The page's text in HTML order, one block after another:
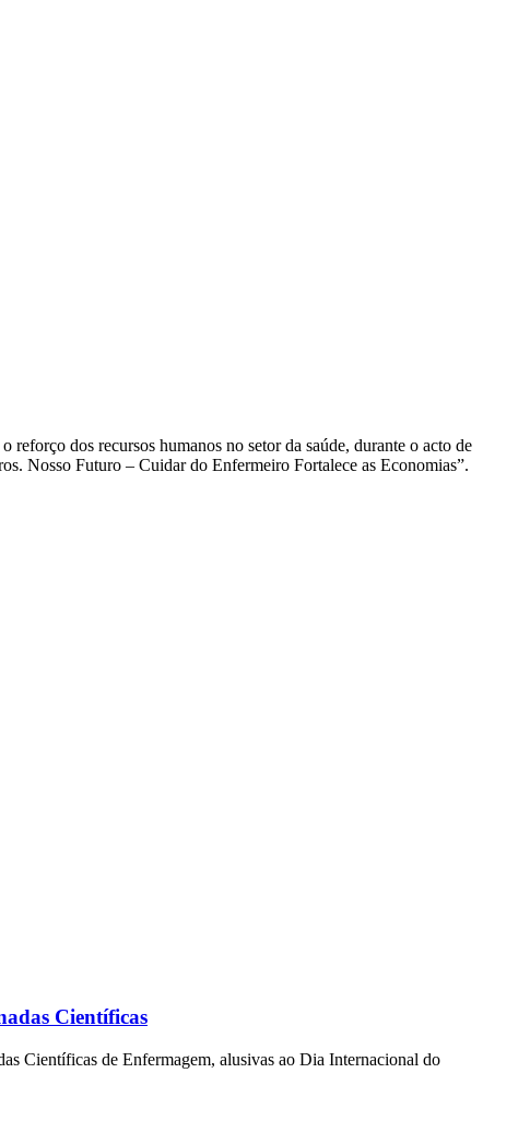
dos recursos humanos no setor da saúde, durante o acto de
Nosso Futuro – Cuidar do Enfermeiro Fortalece as Economias”.
Científicas
Científicas de Enfermagem, alusivas ao Dia Internacional do